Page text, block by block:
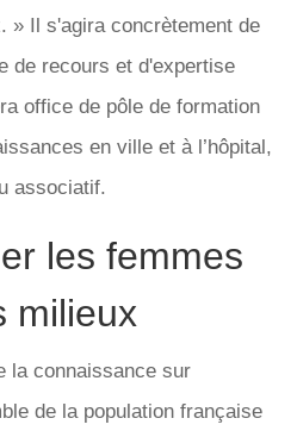
» Il s'agira concrètement de
de recours et d'expertise
office de pôle de formation
en ville et à l’hôpital,
associatif.
les femmes
milieux
la connaissance sur
de la population française